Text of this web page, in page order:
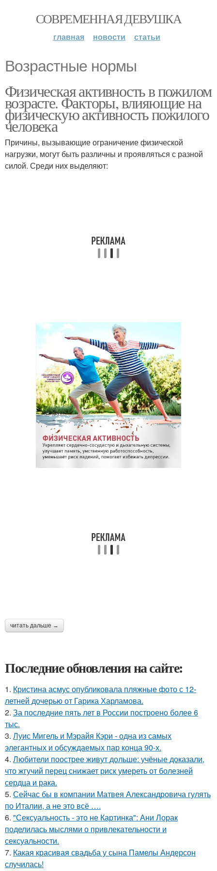
СОВРЕМЕННАЯ ДЕВУШКА
главная новости статьи
Возрастные нормы
Физическая активность в пожилом
возрасте. Факторы, влияющие на
физическую активность пожилого
человека
Причины, вызывающие ограничение физической
нагрузки, могут быть различны и проявляться с разной
силой. Среди них выделяют:
читать дальше →
Последние обновления на сайте:
1. Кристина асмус опубликовала пляжные фото с 12-
летней дочерью от Гарика Харламова.
2. За последние пять лет в России построено более 6
тыс.
3. Луис Мигель и Мэрайя Кэри - одна из самых
элегантных и обсуждаемых пар конца 90-х.
4. Любители поострее живут дольше: учёные доказали,
что жгучий перец снижает риск умереть от болезней
сердца и рака.
5. Сейчас бы в компании Матвея Александровича гулять
по Италии, а не это всё ….
6. "Сексуальность - это не Картинка": Ани Лорак
поделилась мыслями о привлекательности и
сексуальности.
7. Какая красивая свадьба у сына Памелы Андерсон
случилась!